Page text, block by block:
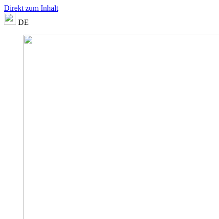
Direkt zum Inhalt
DE